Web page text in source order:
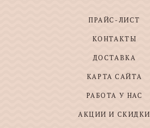
ПРАЙС-ЛИСТ
КОНТАКТЫ
ДОСТАВКА
КАРТА САЙТА
РАБОТА У НАС
АКЦИИ И СКИДКИ